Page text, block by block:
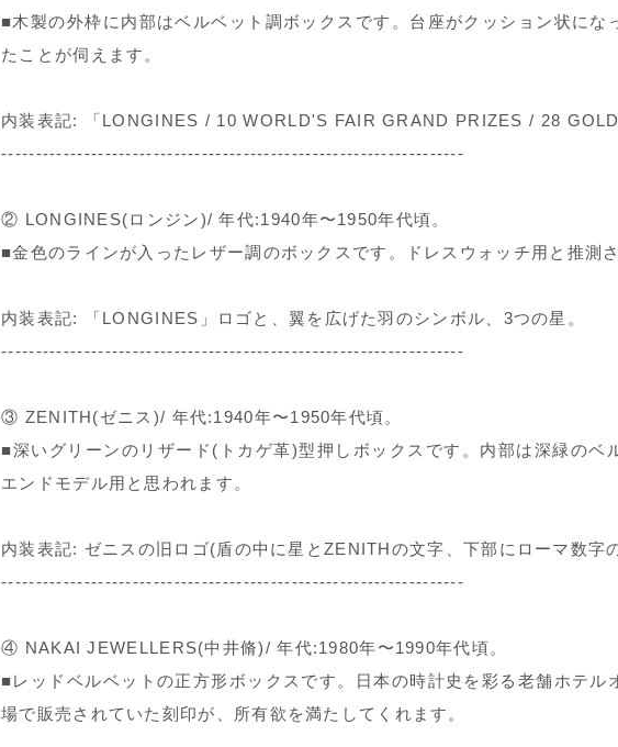
■木製の外枠に内部はベルベット調ボックスです。台座がクッション状にな
たことが伺えます。
内装表記: 「LONGINES / 10 WORLD'S FAIR GRAND PRIZES / 28 GOLD
-------------------------------------------------------------------
② LONGINES(ロンジン)/ 年代:1940年〜1950年代頃。
■金色のラインが入ったレザー調のボックスです。ドレスウォッチ用と推測さ
内装表記: 「LONGINES」ロゴと、翼を広げた羽のシンボル、3つの星。
-------------------------------------------------------------------
③ ZENITH(ゼニス)/ 年代:1940年〜1950年代頃。
■深いグリーンのリザード(トカゲ革)型押しボックスです。内部は深緑のベ
エンドモデル用と思われます。
内装表記: ゼニスの旧ロゴ(盾の中に星とZENITHの文字、下部にローマ数字
-------------------------------------------------------------------
④ NAKAI JEWELLERS(中井脩)/ 年代:1980年〜1990年代頃。
■レッドベルベットの正方形ボックスです。日本の時計史を彩る老舗ホテル
場で販売されていた刻印が、所有欲を満たしてくれます。